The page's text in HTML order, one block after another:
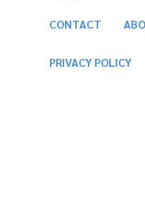
CONTACT
PRIVACY POLICY